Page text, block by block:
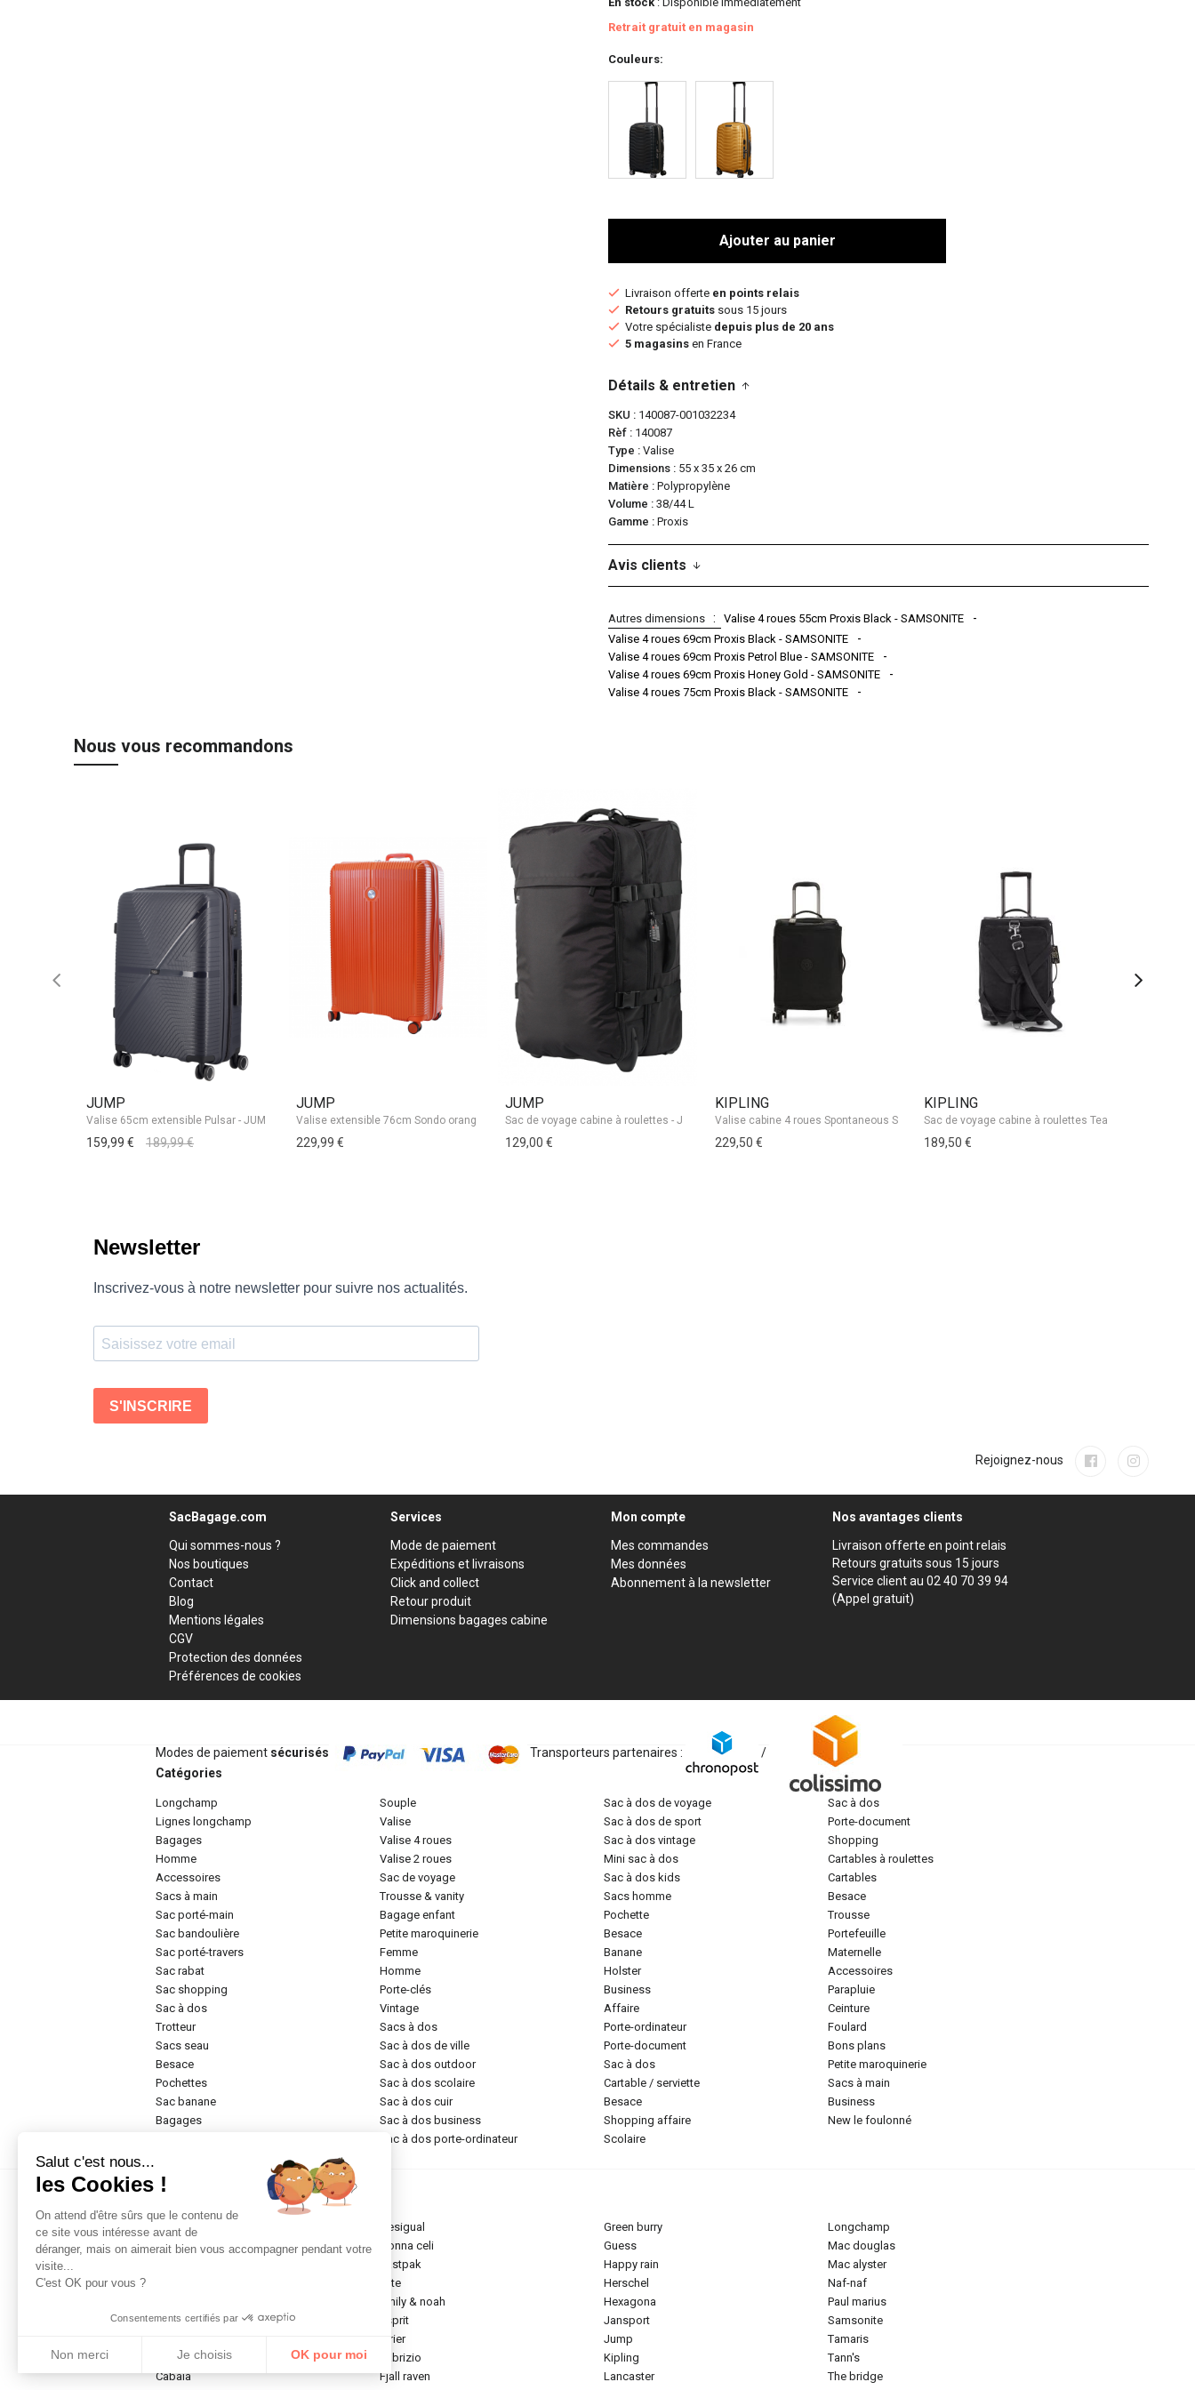
Retrait gratuit en magasin
Couleurs
Ajouter au panier
Livraison offerte en points relais
Retours gratuits sous 15 jours
Votre spécialiste depuis plus de 20 ans
5 magasins en France
Détails & entretien
SKU
140087-001032234
Rèf
140087
Type
Valise
Dimensions
55 x 35 x 26 cm
Matière
Polypropylène
Volume
38/44 L
Gamme
Proxis
Avis clients
Autres dimensions
Valise 4 roues 55cm Proxis Black - SAMSONITE
Valise 4 roues 69cm Proxis Black - SAMSONITE
Valise 4 roues 69cm Proxis Petrol Blue - SAMSONITE
Valise 4 roues 69cm Proxis Honey Gold - SAMSONITE
Valise 4 roues 75cm Proxis Black - SAMSONITE
Nous vous recommandons
JUMP
159,99 € 189,99 €
JUMP
229,99 €
JUMP
129,00 €
KIPLING
229,50 €
KIPLING
189,50 €
Rejoignez-nous
SacBagage.com
Qui sommes-nous ?
Nos boutiques
Contact
Blog
Mentions légales
CGV
Protection des données
Préférences de cookies
Services
Mode de paiement
Expéditions et livraisons
Click and collect
Retour produit
Dimensions bagages cabine
Mon compte
Mes commandes
Mes données
Abonnement à la newsletter
Nos avantages clients
Livraison offerte en point relais
Retours gratuits sous 15 jours
Service client au 02 40 70 39 94
(Appel gratuit)
Modes de paiement sécurisés Transporteurs partenaires :
/
Catégories
longchamp
lignes longchamp
bagages
homme
accessoires
sacs à main
sac porté-main
sac bandoulière
sac porté-travers
sac rabat
sac shopping
sac à dos
trotteur
sacs seau
besace
pochettes
sac banane
bagages
souple
valise
valise 4 roues
valise 2 roues
sac de voyage
trousse & vanity
bagage enfant
petite maroquinerie
femme
homme
porte-clés
vintage
sacs à dos
sac à dos de ville
sac à dos outdoor
sac à dos scolaire
sac à dos cuir
sac à dos business
sac à dos porte-ordinateur
sac à dos de voyage
sac à dos de sport
sac à dos vintage
mini sac à dos
sac à dos kids
sacs homme
pochette
besace
banane
holster
business
affaire
porte-ordinateur
porte-document
sac à dos
cartable / serviette
besace
shopping affaire
scolaire
sac à dos
porte-document
shopping
cartables à roulettes
cartables
besace
trousse
portefeuille
maternelle
accessoires
parapluie
ceinture
foulard
bons plans
petite maroquinerie
sacs à main
business
new le foulonné
Marques
chesterfield brand
abro
arthur & aston
porsche design
cabaia
desigual
donna celi
eastpak
elite
emily & noah
esprit
etrier
fabrizio
fjall raven
green burry
guess
happy rain
herschel
hexagona
jansport
jump
kipling
lancaster
longchamp
mac douglas
mac alyster
naf-naf
paul marius
samsonite
tamaris
tann's
the bridge
Salut c'est nous...
les Cookies !
On attend d'être sûrs que le contenu de
ce site vous intéresse avant de
déranger, mais on aimerait bien vous accompagner pendant votre
visite...
C'est OK pour vous ?
Consentements certifiés par
Non merci Je choisis
OK pour moi
Plateforme de Gestion du Consentement : Personnalisez vos Options